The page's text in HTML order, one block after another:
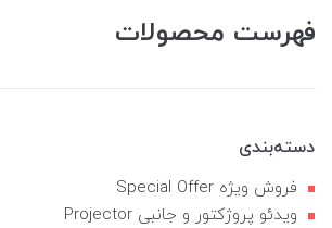
فهرست محصولات
دسته‌بندی
فروش ویژه Special Offer
ویدئو پروژکتور و جانبی Projector